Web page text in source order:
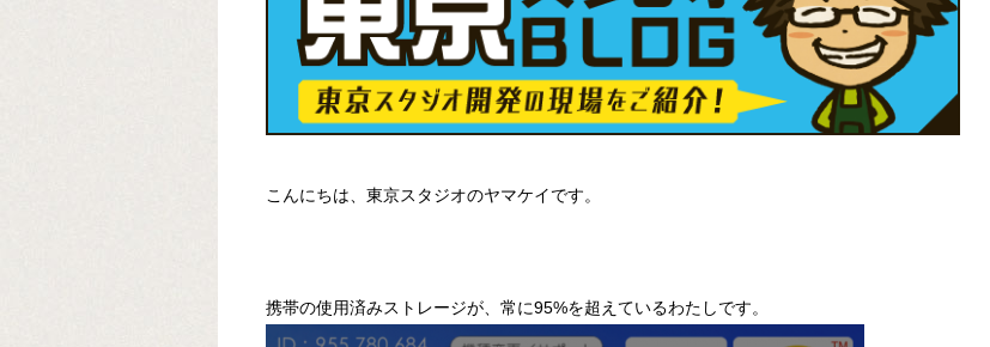
こんにちは、東京スタジオのヤマケイです。
携帯の使用済みストレージが、常に95%を超えているわたしです。